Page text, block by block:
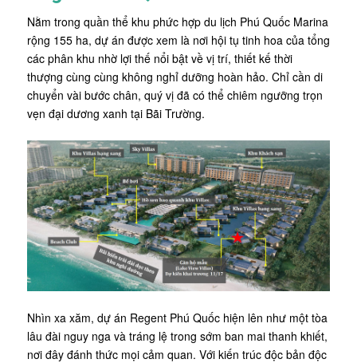
Nằm trong quần thể khu phức hợp du lịch Phú Quốc Marina
rộng 155 ha, dự án được xem là nơi hội tụ tinh hoa của tổng
các phân khu nhờ lợi thế nổi bật về vị trí, thiết kế thời
thượng cùng cùng không nghỉ dưỡng hoàn hảo. Chỉ cần di
chuyển vài bước chân, quý vị đã có thể chiêm ngưỡng trọn
vẹn đại dương xanh tại Bãi Trường.
Nhìn xa xăm, dự án Regent Phú Quốc hiện lên như một tòa
lâu đài nguy nga và tráng lệ trong sớm ban mai thanh khiết,
nơi đây đánh thức mọi cảm quan. Với kiến trúc độc bản độc